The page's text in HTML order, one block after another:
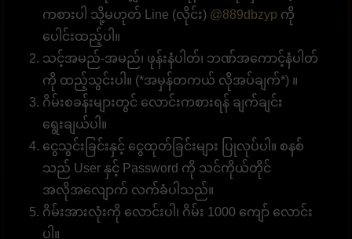
ကစားပါ သို့မဟုတ် Line (လိုင်း) @889dbzyp ကို
ပေါင်းထည့်ပါ။
သင့်အမည်-အမည်၊ ဖုန်းနံပါတ်၊ ဘဏ်အကောင့်နံပါတ်
ကို ထည့်သွင်းပါ။ (*အမှန်တကယ် လိုအပ်ချက်*) ။
ဂိမ်းစခန်းများတွင် လောင်းကစားရန် ချက်ချင်း
ရွေးချယ်ပါ။
ငွေသွင်းခြင်းနှင့် ငွေထုတ်ခြင်းများ ပြုလုပ်ပါ။ စနစ်
သည် User နှင့် Password ကို သင်ကိုယ်တိုင်
အလိုအလျောက် လက်ခံပါသည်။
ဂိမ်းအားလုံးကို လောင်းပါ၊ ဂိမ်း 1000 ကျော် လောင်း
ပါ။